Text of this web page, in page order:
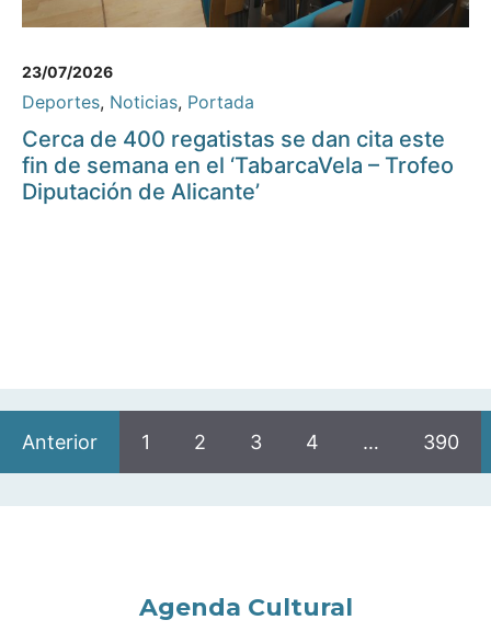
23/07/2026
Deportes, Noticias, Portada
Cerca de 400 regatistas se dan cita este
fin de semana en el ‘TabarcaVela – Trofeo
Diputación de Alicante’
Anterior 1 2 3 4 … 390
Agenda Cultural